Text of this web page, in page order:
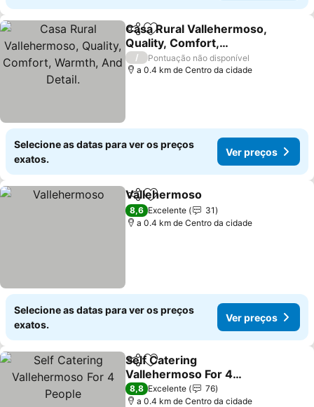
PartilharAdicionar aos favoritos
Casa Rural Vallehermoso,
Quality, Comfort,
Warmth, And Detail.
/
Pontuação não disponível
a 0.4 km de Centro da cidade
Selecione as datas para ver os preços
exatos.
Ver preços
PartilharAdicionar aos favoritos
Vallehermoso
8,6 Excelente
31
a 0.4 km de Centro da cidade
Selecione as datas para ver os preços
exatos.
Ver preços
PartilharAdicionar aos favoritos
Self Catering
Vallehermoso For 4
People
8,8 Excelente
76
a 0.4 km de Centro da cidade